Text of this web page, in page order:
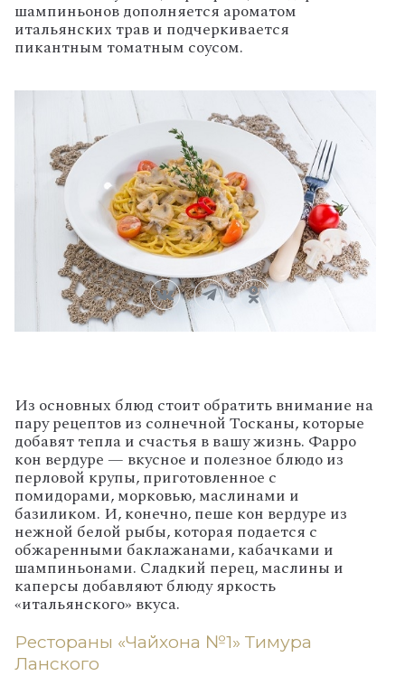
шампиньонов дополняется ароматом
итальянских трав и подчеркивается
пикантным томатным соусом.
Из основных блюд стоит обратить внимание на
пару рецептов из солнечной Тосканы, которые
добавят тепла и счастья в вашу жизнь. Фарро
кон вердуре — вкусное и полезное блюдо из
перловой крупы, приготовленное с
помидорами, морковью, маслинами и
базиликом. И, конечно, пеше кон вердуре из
нежной белой рыбы, которая подается с
обжаренными баклажанами, кабачками и
шампиньонами. Сладкий перец, маслины и
каперсы добавляют блюду яркость
«итальянского» вкуса.
Рестораны «Чайхона №1» Тимура
Ланского